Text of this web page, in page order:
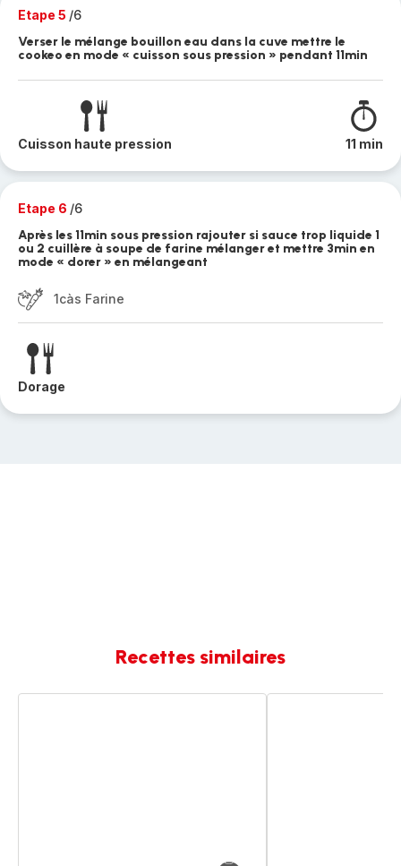
Etape 5 /6
Verser le mélange bouillon eau dans la cuve mettre le
cookeo en mode « cuisson sous pression » pendant 11min
Cuisson haute pression 11 min
Etape 6 /6
Après les 11min sous pression rajouter si sauce trop liquide 1
ou 2 cuillère à soupe de farine mélanger et mettre 3min en
mode « dorer » en mélangeant
1càs Farine
Dorage
Recettes similaires